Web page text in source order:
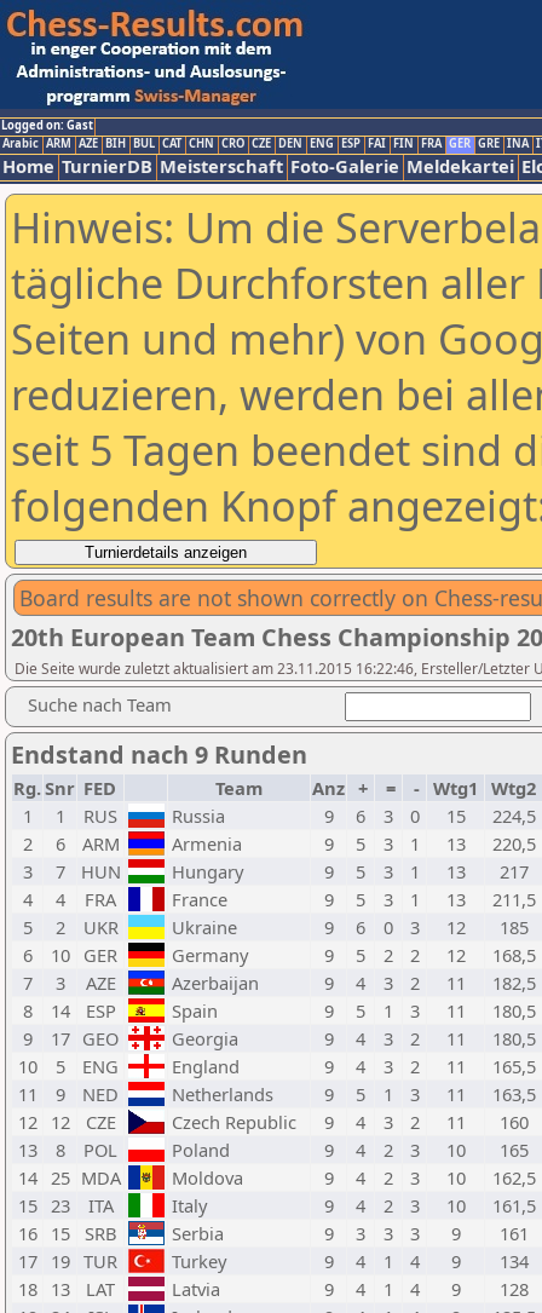
Logged on: Gast
Arabic ARM AZE BIH BUL CAT CHN CRO CZE DEN ENG ESP FAI FIN FRA GER GRE INA
Home TurnierDB Meisterschaft Foto-Galerie Meldekartei
Hinweis: Um die
tägliche Durchforsten aller
Seiten und mehr) von
reduzieren, werden bei
seit 5 Tagen beendet sind
folgenden Knopf
Board results are not shown correctly on Chess-
20th European Team Chess Championship
Die Seite wurde zuletzt aktualisiert am 23.11.2015 16:22:46, Ersteller/Letzter
Suche nach Team
Endstand nach 9 Runden
Rg.Snr FED Team Anz + = - Wtg1
Wtg2
1
1 RUS Russia 9 6 3 0 15
224,5
2
6 ARM Armenia 9 5 3 1 13
220,5
3
7 HUN Hungary 9 5 3 1 13
217
4
4 FRA France 9 5 3 1 13
211,5
5
2 UKR Ukraine 9 6 0 3 12
185
6
10 GER Germany 9 5 2 2 12
168,5
7
3 AZE Azerbaijan 9 4 3 2 11
182,5
8
14 ESP Spain 9 5 1 3 11
180,5
9
17 GEO Georgia 9 4 3 2 11
180,5
10
5 ENG England 9 4 3 2 11
165,5
11
9 NED Netherlands 9 5 1 3 11
163,5
12 12 CZE Czech Republic 9 4 3 2 11
160
13
8 POL Poland 9 4 2 3 10
165
14 25 MDA Moldova 9 4 2 3 10
162,5
15 23 ITA Italy 9 4 2 3 10
161,5
16 15 SRB Serbia 9 3 3 3 9
161
17 19 TUR Turkey 9 4 1 4 9
134
18 13 LAT Latvia 9 4 1 4 9
128